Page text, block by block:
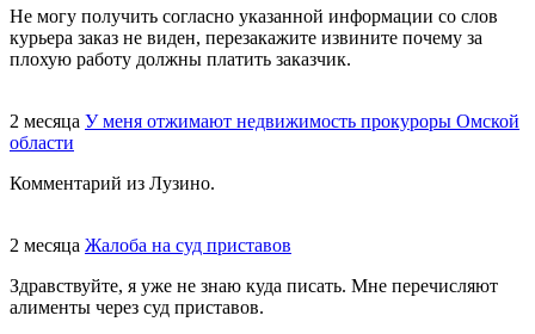
Не могу получить согласно указанной информации со слов
курьера заказ не виден, перезакажите извините почему за
плохую работу должны платить заказчик.
2 месяца У меня отжимают недвижимость прокуроры Омской
области
Комментарий из Лузино.
2 месяца Жалоба на суд приставов
Здравствуйте, я уже не знаю куда писать. Мне перечисляют
алименты через суд приставов.